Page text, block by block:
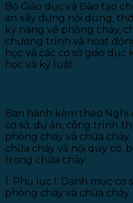
Bộ Giáo dục và Đào tạo
an xây dựng nội dung,
kỹ năng về phòng cháy,
chương trình và hoạt
học và các cơ sở giáo
học và kỷ luật.
Ban hành kèm theo
cơ sở, dự án, công trình
phòng cháy và chữa
chữa cháy và nội quy cờ,
trong chữa cháy:
1. Phụ lục I: Danh mục
phòng cháy và chữa cháy.